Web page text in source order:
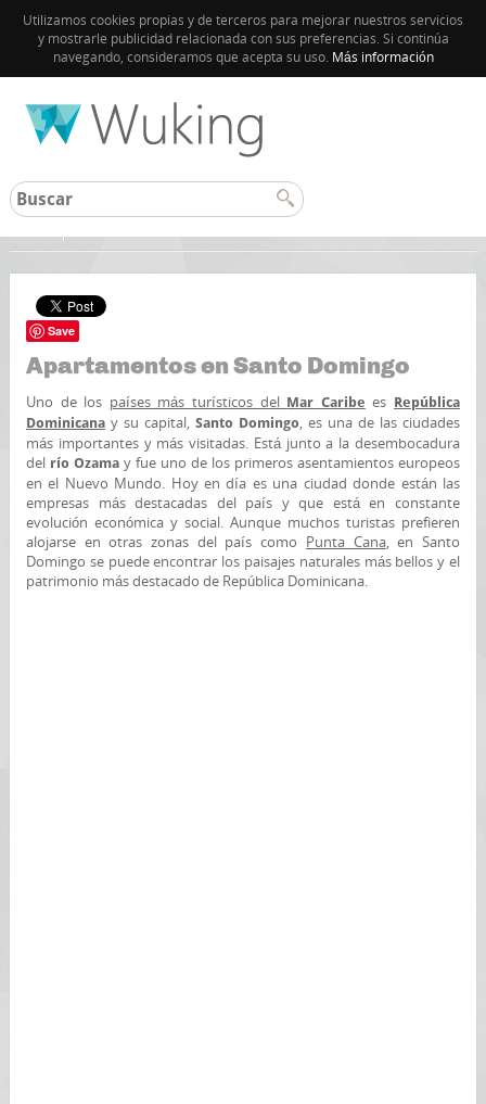
Utilizamos cookies propias y de terceros para mejorar nuestros servicios
y mostrarle publicidad relacionada con sus preferencias. Si continúa
navegando, consideramos que acepta su uso. Más información
Save
Apartamentos en Santo Domingo
Uno de los países más turísticos del Mar Caribe es República
Dominicanay su capital, Santo Domingo, es una de las ciudades
más importantes y más visitadas. Está junto a la desembocadura
del río Ozamay fue uno de los primeros asentamientos europeos
en el Nuevo Mundo. Hoy en día es una ciudad donde están las
empresas más destacadas del país y que está en constante
evolución económica y social. Aunque muchos turistas prefieren
alojarse en otras zonas del país como Punta Cana, en Santo
Domingo se puede encontrar los paisajes naturales más bellos y el
patrimonio más destacado de República Dominicana.